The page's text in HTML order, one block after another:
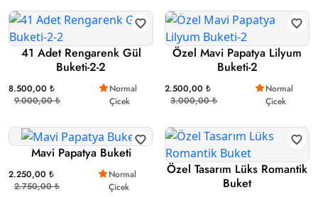
41 Adet Rengarenk Gül
Buketi-2-2
8.500,00 ₺
9.000,00 ₺
Normal
Çicek
Özel Mavi Papatya Lilyum
Buketi-2
2.500,00 ₺
3.000,00 ₺
Normal
Çicek
Mavi Papatya Buketi
2.250,00 ₺
2.750,00 ₺
Normal
Çicek
Özel Tasarım Lüks Romantik
Buket